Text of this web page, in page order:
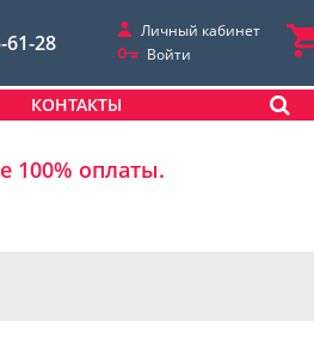
61-28
Личный кабинет
Войти
КОНТАКТЫ
100% оплаты.